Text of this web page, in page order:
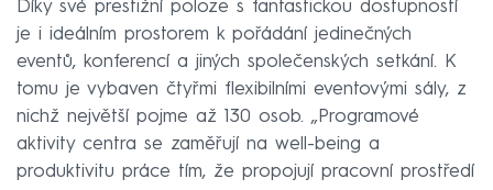
Díky své prestižní poloze s fantastickou dostupností
je i ideálním prostorem k pořádání jedinečných
eventů, konferencí a jiných společenských setkání. K
tomu je vybaven čtyřmi flexibilními eventovými sály, z
nichž největší pojme až 130 osob. „Programové
aktivity centra se zaměřují na well-being a
produktivitu práce tím, že propojují pracovní prostředí